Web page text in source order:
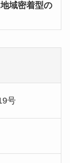
域密着型の
号